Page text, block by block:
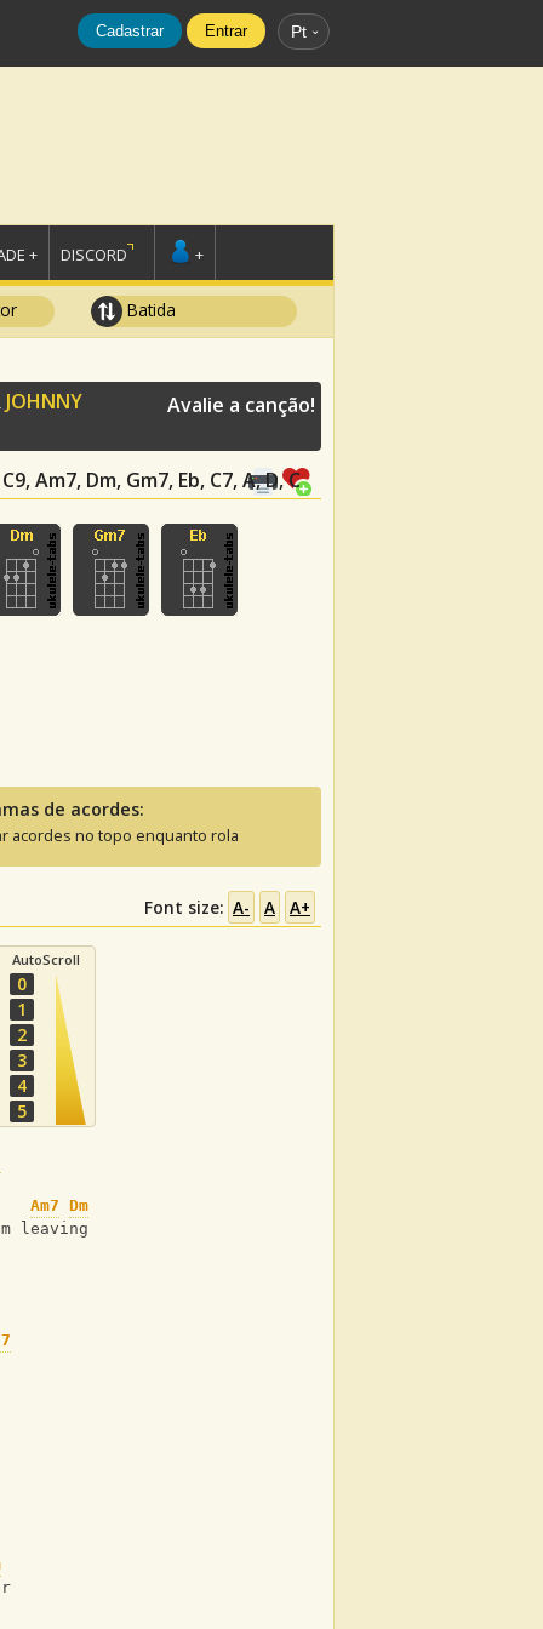
Cadastrar Entrar Pt
+ DISCORD +
Batida
JOHNNY
Am7, Dm, Gm7, Eb, C7, A, D, C
Avalie a canção!
de acordes:
acordes no topo enquanto rola
Font size: A- A A+
AutoScroll
0
1
2
3
4
5
Am7 Dm
leaving